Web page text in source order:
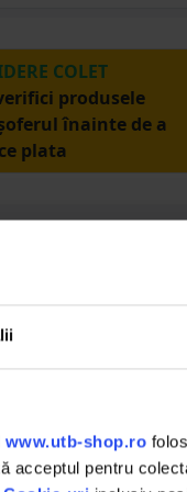
www.utb-shop.ro
acceptul pentru
COLET
produsele
înainte de a
plata